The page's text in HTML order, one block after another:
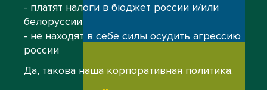
- платят налоги в бюджет россии и/или
белоруссии
- не находят в себе силы осудить агрессию
россии
Да, такова наша корпоративная политика.